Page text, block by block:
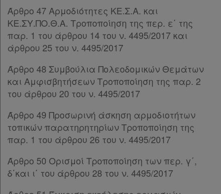
Ατομική
συνδρομή
πακέτα
Παροχές
σε
συνδρομητές
Ενεργοί
Παρ.3
Παρ.4
Άρθρο 91 [-]
Παρ.1
Παρ.3
Άρθρο 92 [-]
Παρ.1
Παρ.2
Παρ.3
Παρ.4
Παρ.5
Παρ.6
Άρθρο 93 [-]
Άρθρο 47 Αρμοδιότητες ΚΕ.Σ.Α. και
ΚΕ.ΣΥ.ΠΟ.Θ.Α. Τροποποίηση της περ. ε΄ της
παρ. 1 του άρθρου 14 του ν. 4495/2017 και
άρθρου 25 του ν. 4495/2017
Άρθρο 48 Συμβούλια Πολεοδομικών Θεμάτων
και Αμφισβητήσεων Τροποποίηση της παρ. 2
του άρθρου 20 του ν. 4495/2017
Άρθρο 49 Προσωρινή άσκηση αρμοδιοτήτων
τοπικών παρατηρητηρίων Τροποποίηση της
παρ. 1 του άρθρου 26 του ν. 4495/2017
Άρθρο 50 Ορισμοί Τροποποίηση των περ. γ΄,
δ΄και ι΄ του άρθρου 28 του ν. 4495/2017